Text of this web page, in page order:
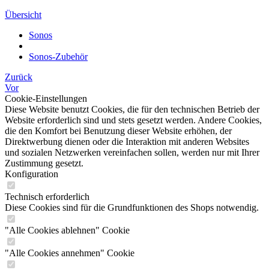
Übersicht
Sonos
Sonos-Zubehör
Zurück
Vor
Cookie-Einstellungen
Diese Website benutzt Cookies, die für den technischen Betrieb der
Website erforderlich sind und stets gesetzt werden. Andere Cookies,
die den Komfort bei Benutzung dieser Website erhöhen, der
Direktwerbung dienen oder die Interaktion mit anderen Websites
und sozialen Netzwerken vereinfachen sollen, werden nur mit Ihrer
Zustimmung gesetzt.
Konfiguration
Technisch erforderlich
Diese Cookies sind für die Grundfunktionen des Shops notwendig.
"Alle Cookies ablehnen" Cookie
"Alle Cookies annehmen" Cookie